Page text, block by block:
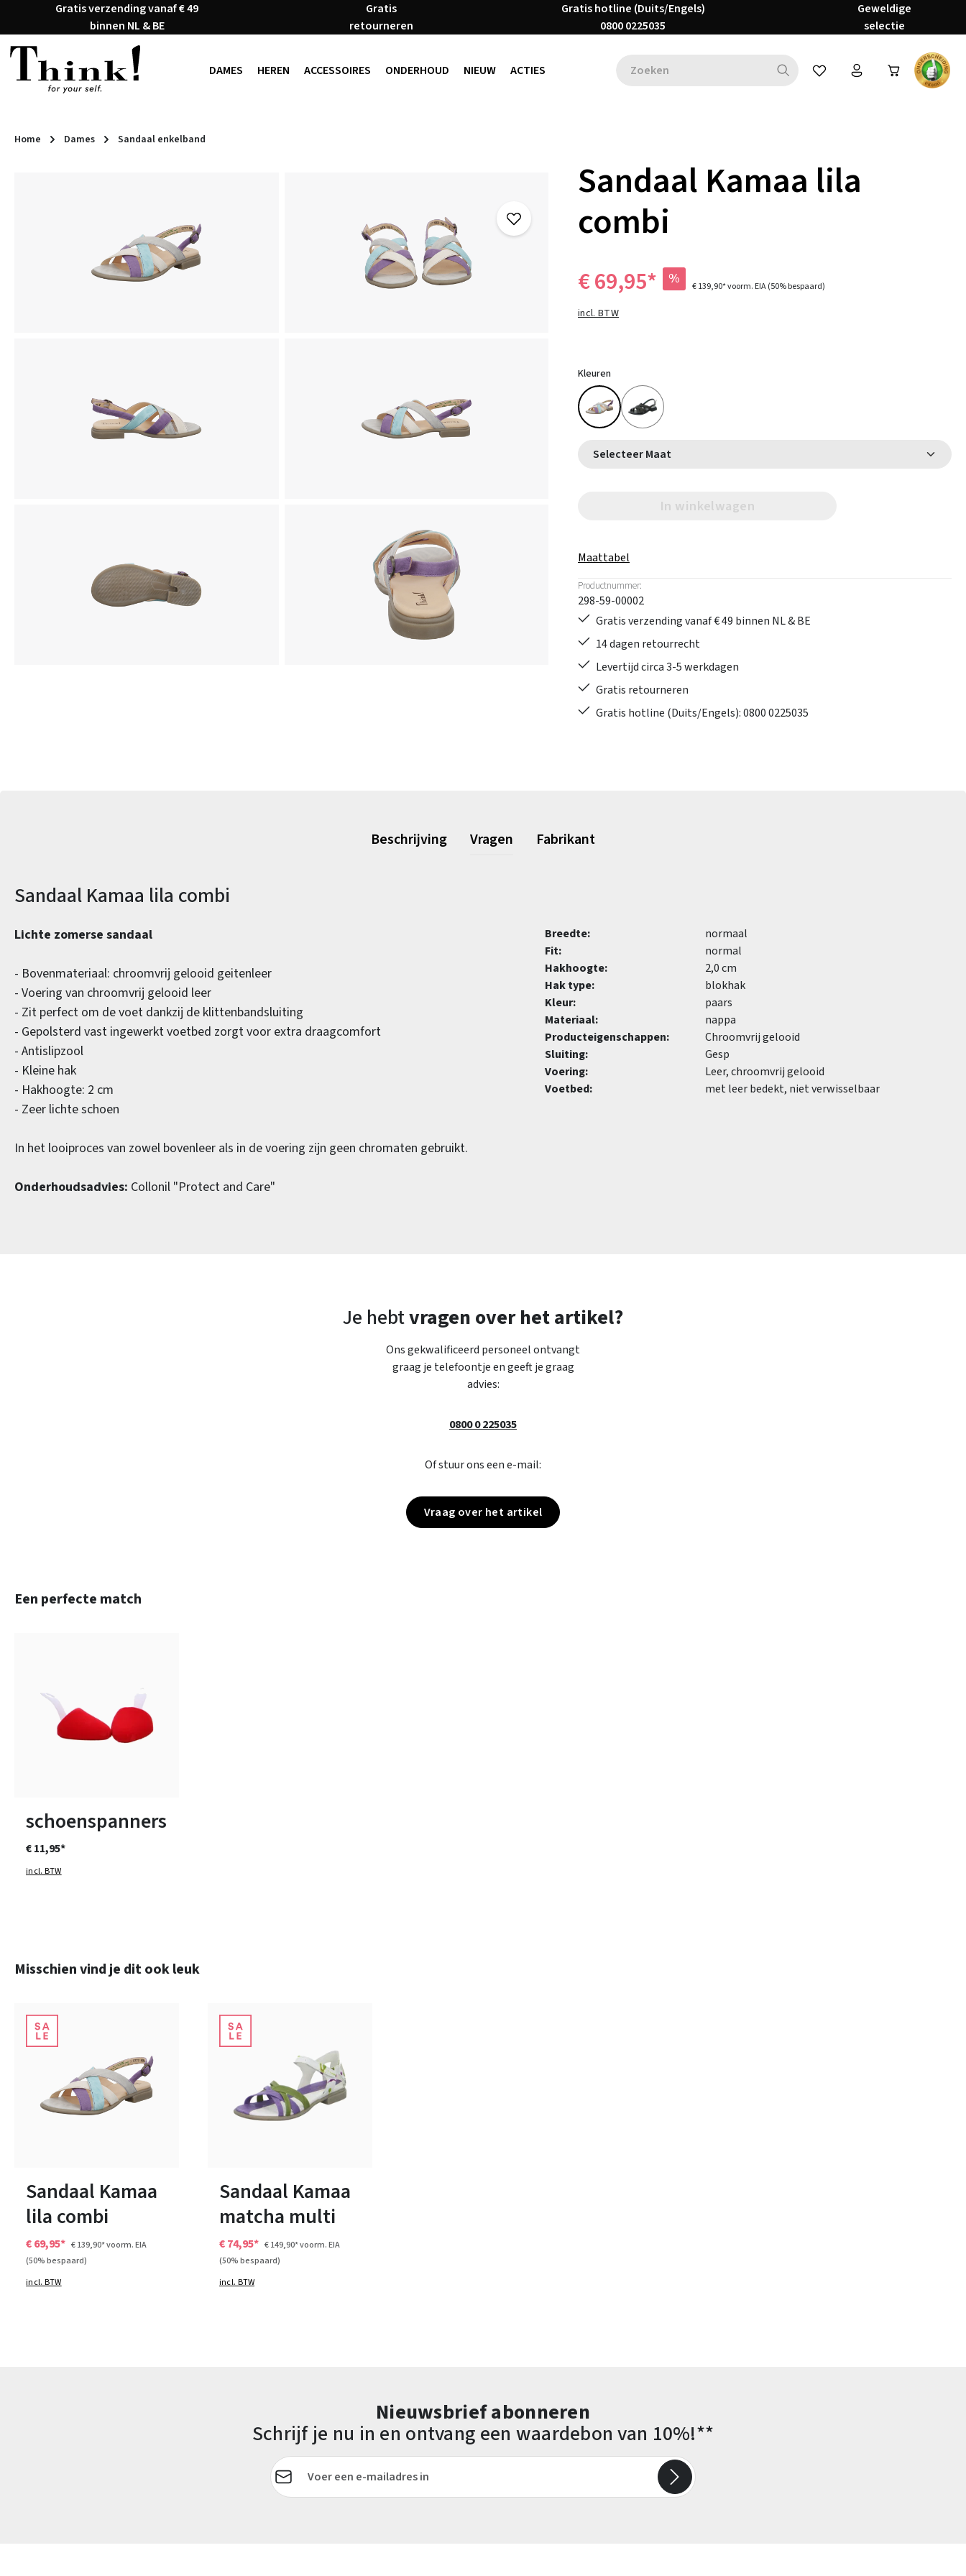
de hoofdinhoud
Ga naar de zoekopdracht
Ga naar de hoofdnavigatie
Gratis verzending vanaf € 49
binnen NL & BE
Gratis
retourneren
Gratis hotline (Duits/Engels)
0800 0225035
Geweldige
selectie
DAMES HEREN ACCESSOIRES ONDERHOUD NIEUW ACTIES Je hebt 0 items op je
Home Dames Sandaal enkelband
Sandaal Kamaa lila
combi
€ 69,95* % € 139,90*voorm. EIA(50% bespaard)
incl. BTW
Kleuren
Selecteer Maat
In winkelwagen
Maattabel
Productnummer:
298-59-00002
Gratis verzending vanaf € 49 binnen NL & BE
14 dagen retourrecht
Levertijd circa 3-5 werkdagen
Gratis retourneren
Gratis hotline (Duits/Engels): 0800 0225035
Beschrijving Vragen Fabrikant
Productinformatie
Sandaal Kamaa lila combi
Lichte zomerse sandaal
- Bovenmateriaal: chroomvrij gelooid geitenleer
- Voering van chroomvrij gelooid leer
- Zit perfect om de voet dankzij de klittenbandsluiting
- Gepolsterd vast ingewerkt voetbed zorgt voor extra draagcomfort
- Antislipzool
- Kleine hak
- Hakhoogte: 2 cm
- Zeer lichte schoen
In het looiproces van zowel bovenleer als in de voering zijn geen chromaten gebruikt.
Onderhoudsadvies: Collonil "Protect and Care"
Breedte:
normaal
Fit:
normal
Hakhoogte:
2,0 cm
Hak type:
blokhak
Kleur:
paars
Materiaal:
nappa
Producteigenschappen:
Chroomvrij gelooid
Sluiting:
Gesp
Voering:
Leer, chroomvrij gelooid
Voetbed:
met leer bedekt, niet verwisselbaar
Je hebtvragen over het artikel?
Ons gekwalificeerd personeel ontvangt
graag je telefoontje en geeft je graag
advies:
0800 0 225035
Of stuur ons een e-mail:
Vraag over het artikel
Productgalerij overslaan
Een perfecte match
schoenspanners
€ 11,95*
incl. BTW
Productgalerij overslaan
Misschien vind je dit ook leuk
Sandaal Kamaa
lila combi
€ 69,95* € 139,90*voorm. EIA
(50% bespaard)
incl. BTW
Sandaal Kamaa
matcha multi
€ 74,95* € 149,90*voorm. EIA
(50% bespaard)
incl. BTW
Nieuwsbrief abonneren
Schrijf je nu in en ontvang een waardebon van 10%!**
E-mailadres*